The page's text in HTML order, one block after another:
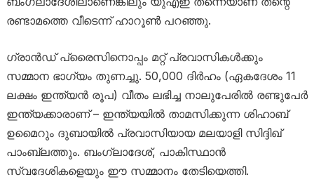
രണ്ടാമത്തെ വീടെന്ന് ഹാറൂൺ പറഞ്ഞു.
ഗ്രാൻഡ് പ്രൈസിനൊപ്പം മറ്റ് പ്രവാസികൾക്കും
സമ്മാന ഭാഗ്യം തുണച്ചു. 50,000 ദിർഹം (ഏകദേശം 11
ലക്ഷം ഇന്ത്യൻ രൂപ) വീതം ലഭിച്ച നാലുപേരിൽ രണ്ടുപേർ
ഇന്ത്യക്കാരാണ് – ഇന്ത്യയിൽ താമസിക്കുന്ന ശിഹാബ്
ഉമൈറും ദുബായിൽ പ്രവാസിയായ മലയാളി സിദ്ദിഖ്
പാംബ്ലത്തും. ബംഗ്ലാദേശ്, പാകിസ്ഥാൻ
സ്വദേശികളെയും ഈ സമ്മാനം തേടിയെത്തി.